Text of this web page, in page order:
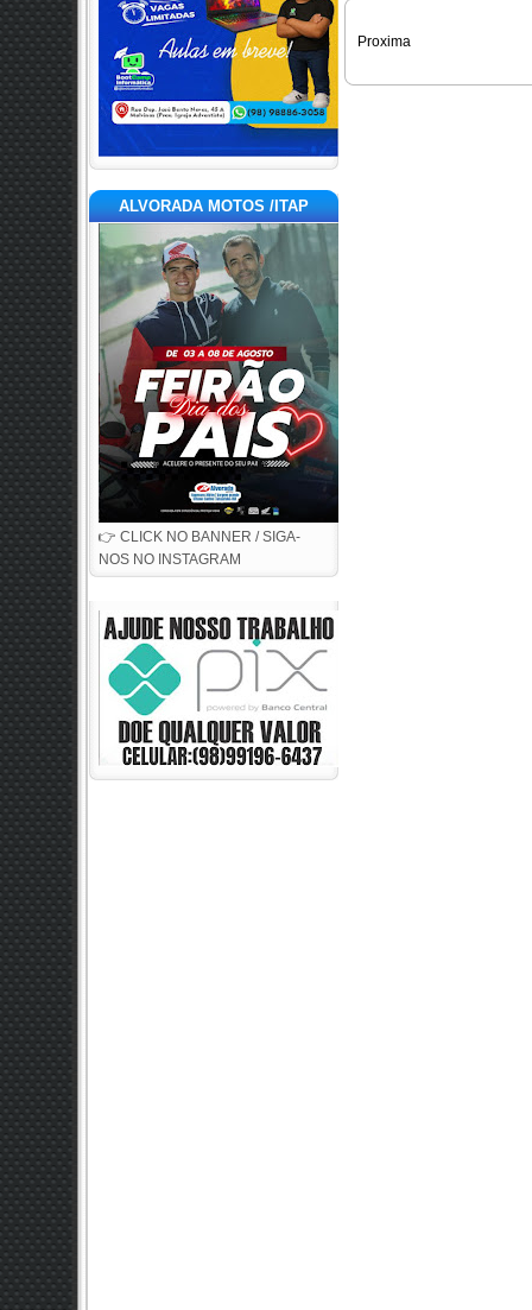
ALVORADA MOTOS /ITAP
👉 CLICK NO BANNER / SIGA-
NOS NO INSTAGRAM
Proxima